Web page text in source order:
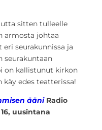
sitten tulleelle
armosta johtaa
seurakunnissa ja
seurakuntaan
on kallistunut kirkon
käy edes teatterissa!
ääniRadio
uusintana